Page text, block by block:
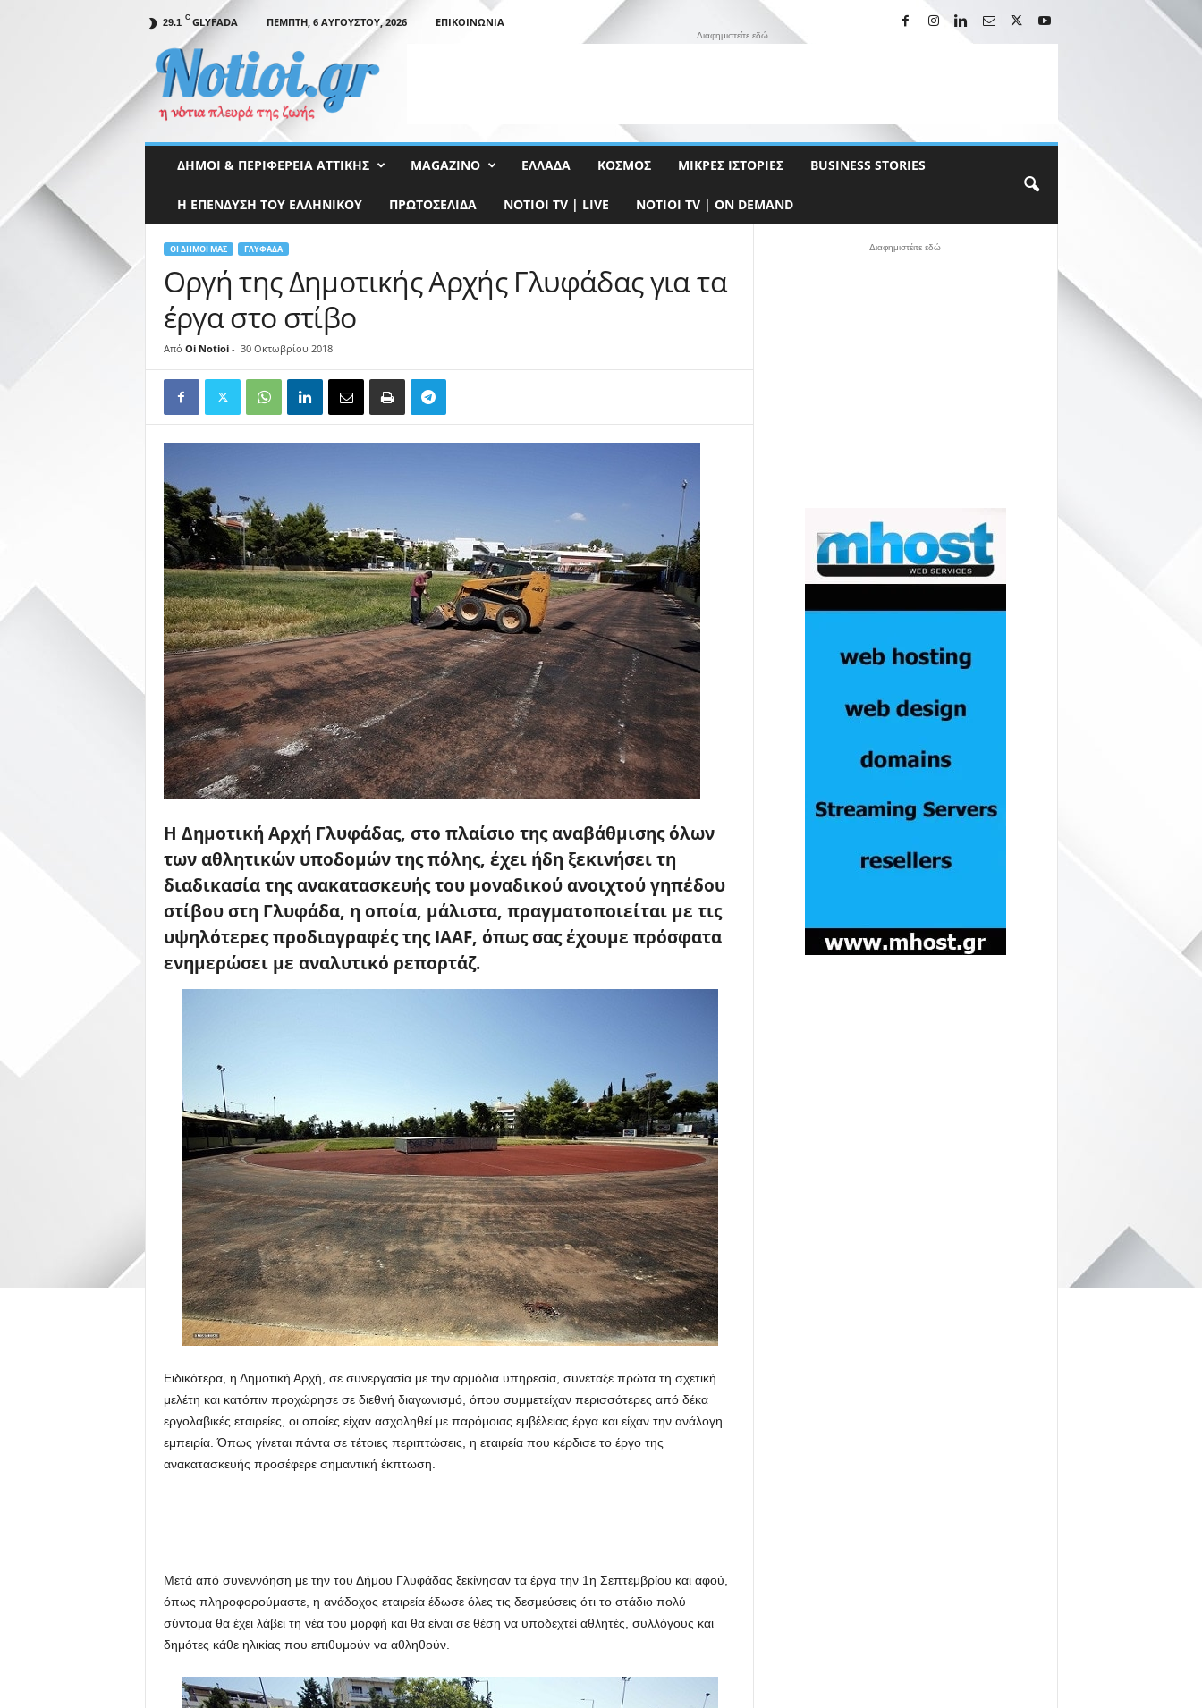
29.1 C GLYFADA ΠΈΜΠΤΗ, 6 ΑΥΓΟΎΣΤΟΥ, 2026
ΕΠΙΚΟΙΝΩΝΊΑ
t
Διαφημιστείτε εδώ
ΔΉΜΟΙ & ΠΕΡΙΦΈΡΕΙΑ ΑΤΤΙΚΉΣ MAGAZINO ΕΛΛΆΔΑ ΚΌΣΜΟΣ ΜΙΚΡΈΣ ΙΣΤΟΡΊΕΣ BUSINESS STORIES
Η ΕΠΕΝΔΥΣΗ ΤΟΥ ΕΛΛΗΝΙΚΟΥ ΠΡΩΤΟΣΈΛΙΔΑ NOTIOI TV | LIVE NOTIOI TV | ON DEMAND
ΟΙ ΔΉΜΟΙ ΜΑΣ ΓΛΥΦΆΔΑ
Οργή της Δημοτικής Αρχής Γλυφάδας για τα
έργα στο στίβο
Από Oi Notioi- 30 Οκτωβρίου 2018
Η Δημοτική Αρχή Γλυφάδας, στο πλαίσιο της αναβάθμισης όλων
των αθλητικών υποδομών της πόλης, έχει ήδη ξεκινήσει τη
διαδικασία της ανακατασκευής του μοναδικού ανοιχτού γηπέδου
στίβου στη Γλυφάδα, η οποία, μάλιστα, πραγματοποιείται με τις
υψηλότερες προδιαγραφές της IAAF, όπως σας έχουμε πρόσφατα
ενημερώσει με αναλυτικό ρεπορτάζ.
Ειδικότερα, η Δημοτική Αρχή, σε συνεργασία με την αρμόδια υπηρεσία, συνέταξε πρώτα τη σχετική
μελέτη και κατόπιν προχώρησε σε διεθνή διαγωνισμό, όπου συμμετείχαν περισσότερες από δέκα
εργολαβικές εταιρείες, οι οποίες είχαν ασχοληθεί με παρόμοιας εμβέλειας έργα και είχαν την ανάλογη
εμπειρία. Όπως γίνεται πάντα σε τέτοιες περιπτώσεις, η εταιρεία που κέρδισε το έργο της
ανακατασκευής προσέφερε σημαντική έκπτωση.
Μετά από συνεννόηση με την του Δήμου Γλυφάδας ξεκίνησαν τα έργα την 1η Σεπτεμβρίου και αφού,
όπως πληροφορούμαστε, η ανάδοχος εταιρεία έδωσε όλες τις δεσμεύσεις ότι το στάδιο πολύ
σύντομα θα έχει λάβει τη νέα του μορφή και θα είναι σε θέση να υποδεχτεί αθλητές, συλλόγους και
δημότες κάθε ηλικίας που επιθυμούν να αθληθούν.
Διαφημιστέιτε εδώ